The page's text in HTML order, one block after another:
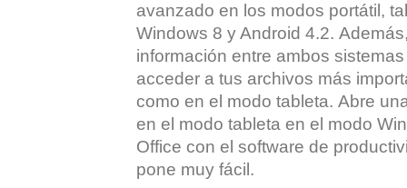
avanzado en los modos portátil,
Windows 8 y Android 4.2.
información entre ambos
acceder a tus archivos más
como en el modo tableta. Abre
en el modo tableta en el modo
Office con el software de
pone muy fácil.